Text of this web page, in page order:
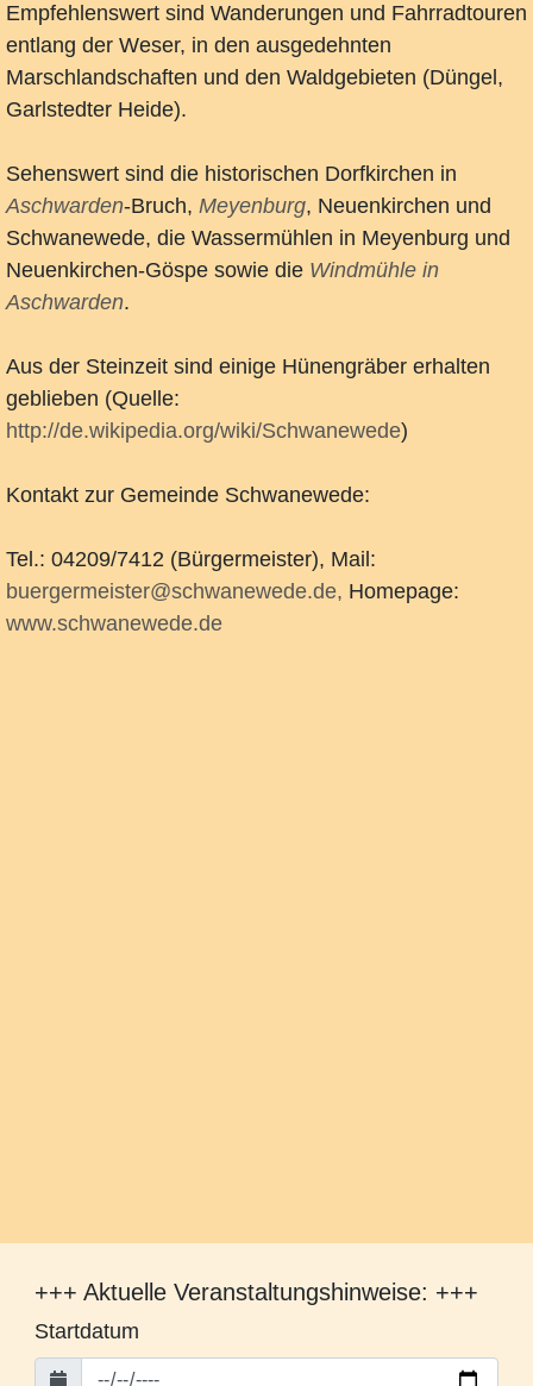
Empfehlenswert sind Wanderungen und Fahrradtouren
entlang der Weser, in den ausgedehnten
Marschlandschaften und den Waldgebieten (Düngel,
Garlstedter Heide).
Sehenswert sind die historischen Dorfkirchen in
Aschwarden-Bruch, Meyenburg, Neuenkirchen und
Schwanewede, die Wassermühlen in Meyenburg und
Neuenkirchen-Göspe sowie die Windmühle in
Aschwarden.
Aus der Steinzeit sind einige Hünengräber erhalten
geblieben (Quelle:
http://de.wikipedia.org/wiki/Schwanewede)
Kontakt zur Gemeinde Schwanewede:
Tel.: 04209/7412 (Bürgermeister), Mail:
buergermeister@schwanewede.de, Homepage:
www.schwanewede.de
+++ Aktuelle Veranstaltungshinweise: +++
Startdatum